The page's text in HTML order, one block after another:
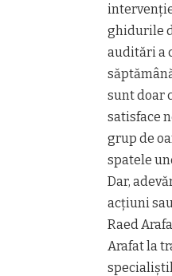
ghidurile
auditări a
sunt doar
satisface
grup de
spatele
Dar,
acțiuni
Raed
Arafat la